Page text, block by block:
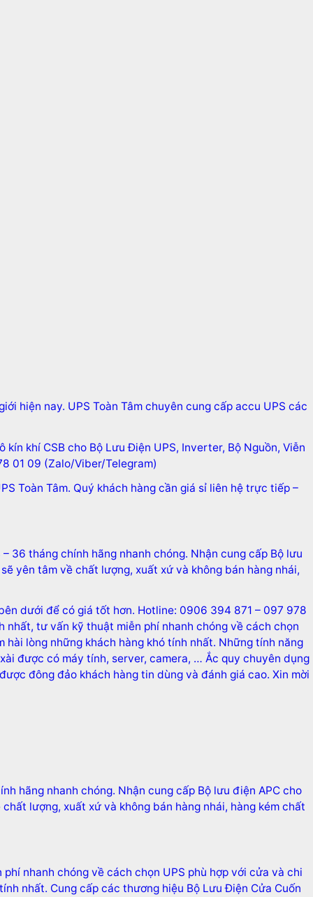
hiện nay. UPS Toàn Tâm chuyên cung cấp accu UPS các
khí CSB cho Bộ Lưu Điện UPS, Inverter, Bộ Nguồn, Viễn
01 09 (Zalo/Viber/Telegram)
Toàn Tâm. Quý khách hàng cần giá sỉ liên hệ trực tiếp –
36 tháng chính hãng nhanh chóng. Nhận cung cấp Bộ lưu
yên tâm về chất lượng, xuất xứ và không bán hàng nhái,
dưới để có giá tốt hơn. Hotline: 0906 394 871 – 097 978
tư vấn kỹ thuật miễn phí nhanh chóng về cách chọn
hài lòng những khách hàng khó tính nhất. Những tính năng
được có máy tính, server, camera, … Ắc quy chuyên dụng
đông đảo khách hàng tin dùng và đánh giá cao. Xin mời
hãng nhanh chóng. Nhận cung cấp Bộ lưu điện APC cho
lượng, xuất xứ và không bán hàng nhái, hàng kém chất
nhanh chóng về cách chọn UPS phù hợp với cửa và chi
nhất. Cung cấp các thương hiệu Bộ Lưu Điện Cửa Cuốn